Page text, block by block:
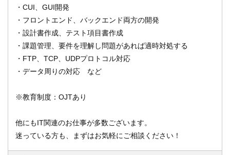
・CUI、GUI開発
・フロントエンド、バックエンド両方の開発
・設計書作成、テスト項目書作成
・課題管理、要件を理解し問題があれば適時対処する
・FTP、TCP、UDPプロトコル対応
・データ周りの対応 など
※教育制度：OJTあり
他にもIT関連のお仕事が多数ございます。
迷っている方も、まずはお気軽にご相談ください！